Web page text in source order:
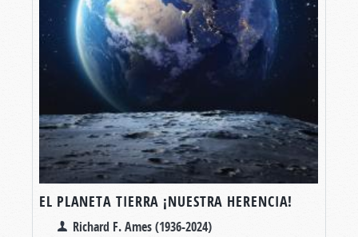
EL PLANETA TIERRA ¡NUESTRA HERENCIA!
Richard F. Ames (1936-2024)